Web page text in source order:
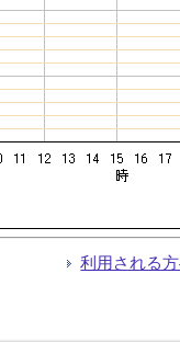
利用される